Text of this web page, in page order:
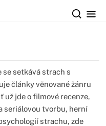
se setkává strach s
články věnované žánru
už jde o filmové recenze,
seriálovou tvorbu, herní
strachu, zde